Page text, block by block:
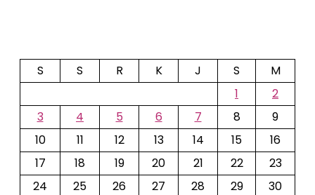
S S R K J S
M
1
2
3
4 5 6 7 8
9
10
11 12 13 14 15
16
17
18 19 20 21 22
23
24
25 26 27 28 29
30